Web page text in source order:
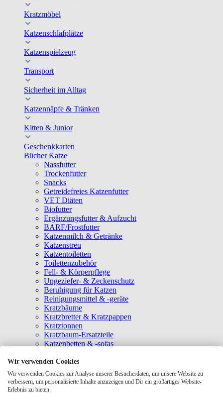
Kratzmöbel
Katzenschlafplätze
Katzenspielzeug
Transport
Sicherheit im Alltag
Katzennäpfe & Tränken
Kitten & Junior
Geschenkkarten
Bücher Katze
Nassfutter
Trockenfutter
Snacks
Getreidefreies Katzenfutter
VET Diäten
Biofutter
Ergänzungsfutter & Aufzucht
BARF/Frostfutter
Katzenmilch & Getränke
Katzenstreu
Katzentoiletten
Toilettenzubehör
Fell- & Körperpflege
Ungeziefer- & Zeckenschutz
Beruhigung für Katzen
Reinigungsmittel & -geräte
Kratzbäume
Kratzbretter & Kratzpappen
Kratztonnen
Kratzbaum-Ersatzteile
Katzenbetten & -sofas
Katzenhäuser
Hängematten & Fensterliegeplätze
Katzendecken & -matten
Baldrian- & Catnipspielzeug
Wir verwenden Cookies
Wir verwenden Cookies zur Analyse unserer Besucherdaten, um unsere Website zu
verbessern, um personalisierte Inhalte anzuzeigen und Dir ein großartiges Website-
Erlebnis zu bieten.